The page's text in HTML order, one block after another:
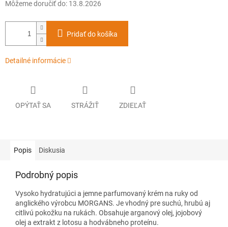
Môžeme doručiť do: 13.8.2026
Pridať do košíka
Detailné informácie
OPÝTAŤ SA STRÁŽIŤ ZDIEĽAŤ
Popis Diskusia
Podrobný popis
Vysoko hydratujúci a jemne parfumovaný krém na ruky od
anglického výrobcu MORGANS. Je vhodný pre suchú, hrubú aj
citlivú pokožku na rukách. Obsahuje arganový olej, jojobový
olej a extrakt z lotosu a hodvábneho proteínu.